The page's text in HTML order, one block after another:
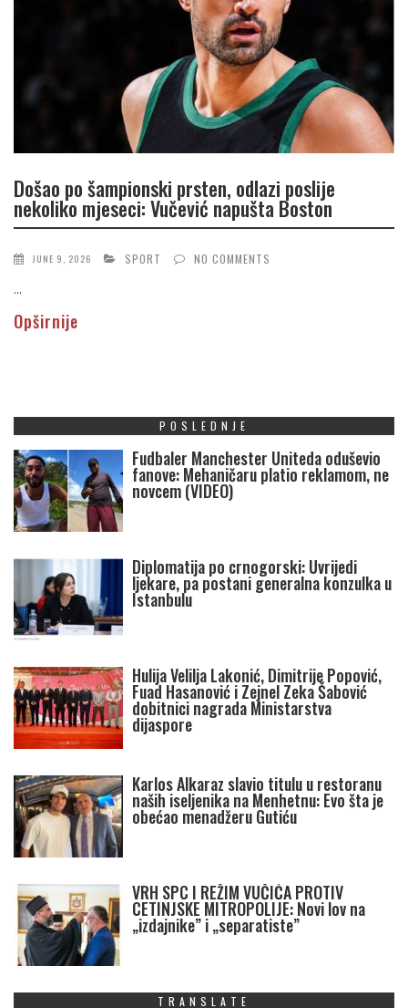
Došao po šampionski prsten, odlazi poslije
nekoliko mjeseci: Vučević napušta Boston
JUNE 9, 2026 SPORT NO COMMENTS
...
Opširnije
POSLEDNJE
Fudbaler Manchester Uniteda oduševio
fanove: Mehaničaru platio reklamom, ne
novcem (VIDEO)
Diplomatija po crnogorski: Uvrijedi
ljekare, pa postani generalna konzulka u
Istanbulu
Hulija Velilja Lakonić, Dimitrije Popović,
Fuad Hasanović i Zejnel Zeka Šabović
dobitnici nagrada Ministarstva
dijaspore
Karlos Alkaraz slavio titulu u restoranu
naših iseljenika na Menhetnu: Evo šta je
obećao menadžeru Gutiću
VRH SPC I REŽIM VUČIĆA PROTIV
CETINJSKE MITROPOLIJE: Novi lov na
„izdajnike” i „separatiste”
TRANSLATE